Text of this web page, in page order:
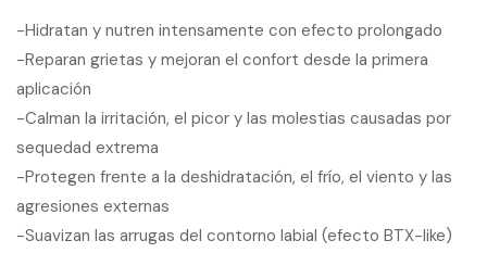
-Hidratan y nutren intensamente con efecto prolongado
-Reparan grietas y mejoran el confort desde la primera
aplicación
-Calman la irritación, el picor y las molestias causadas por
sequedad extrema
-Protegen frente a la deshidratación, el frío, el viento y las
agresiones externas
-Suavizan las arrugas del contorno labial (efecto BTX-like)